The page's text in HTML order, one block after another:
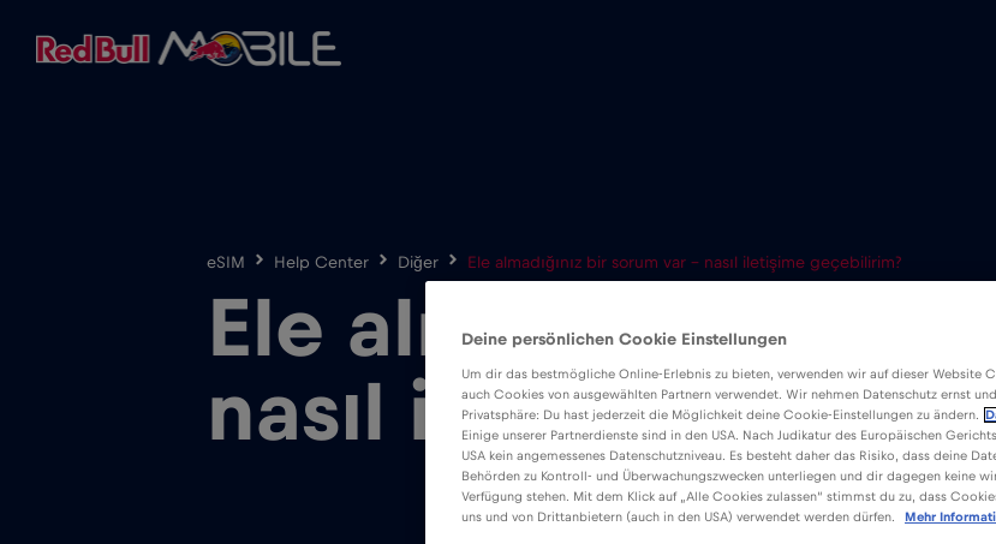
eSIM Help Center Diğer Ele almadığınız bir sorum var – nasıl iletişime geçebilirim?
Ele almadığınız bir
nasıl iletişime
Deine persönlichen Cookie Einstellungen
Um dir das bestmögliche Online-Erlebnis zu bieten, verwenden wir auf dieser Website
auch Cookies von ausgewählten Partnern verwendet. Wir nehmen Datenschutz ernst
Privatsphäre: Du hast jederzeit die Möglichkeit deine Cookie-Einstellungen zu ändern.
Einige unserer Partnerdienste sind in den USA. Nach Judikatur des Europäischen
USA kein angemessenes Datenschutzniveau. Es besteht daher das Risiko, dass deine
Behörden zu Kontroll- und Überwachungszwecken unterliegen und dir dagegen keine
Verfügung stehen. Mit dem Klick auf „Alle Cookies zulassen“ stimmst du zu, dass
uns und von Drittanbietern (auch in den USA) verwendet werden dürfen.
Mehr